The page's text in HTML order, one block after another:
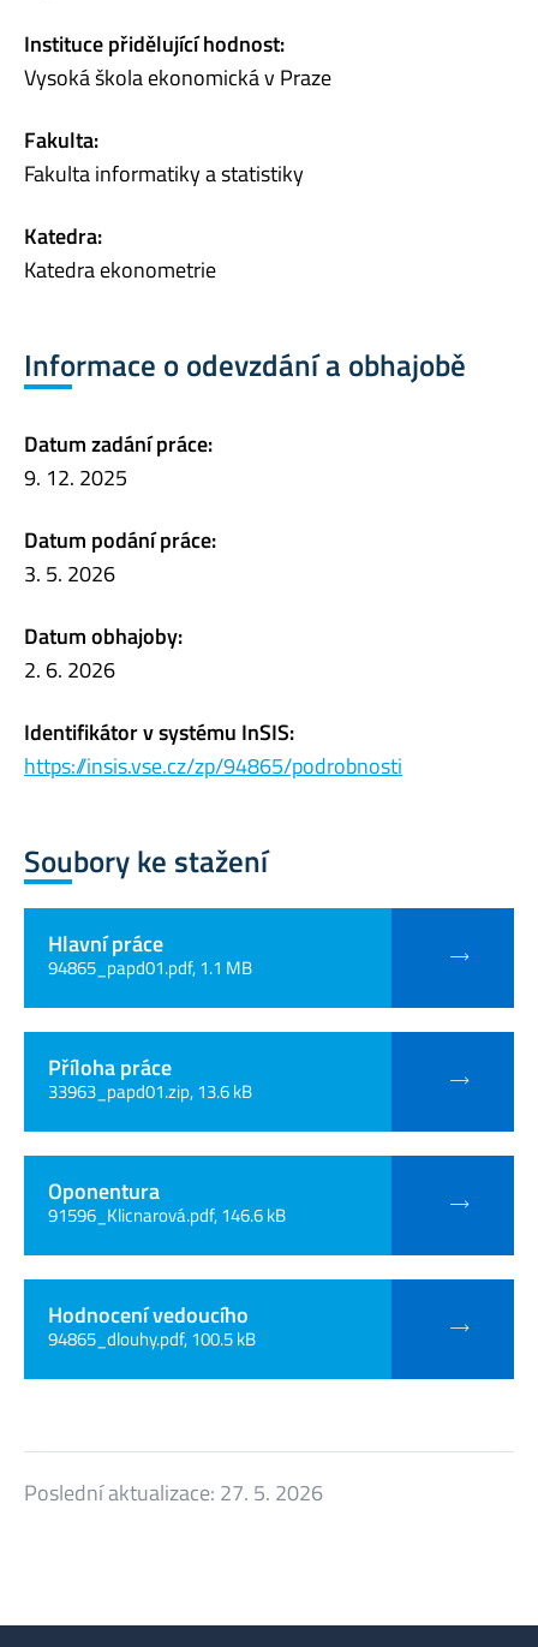
Instituce přidělující hodnost:
Vysoká škola ekonomická v Praze
Fakulta:
Fakulta informatiky a statistiky
Katedra:
Katedra ekonometrie
Informace o odevzdání a obhajobě
Datum zadání práce:
9. 12. 2025
Datum podání práce:
3. 5. 2026
Datum obhajoby:
2. 6. 2026
Identifikátor v systému InSIS:
https://insis.vse.cz/zp/94865/podrobnosti
Soubory ke stažení
Hlavní práce
94865_papd01.pdf, 1.1 MB
Příloha práce
33963_papd01.zip, 13.6 kB
Oponentura
91596_Klicnarová.pdf, 146.6 kB
Hodnocení vedoucího
94865_dlouhy.pdf, 100.5 kB
Poslední aktualizace: 27. 5. 2026